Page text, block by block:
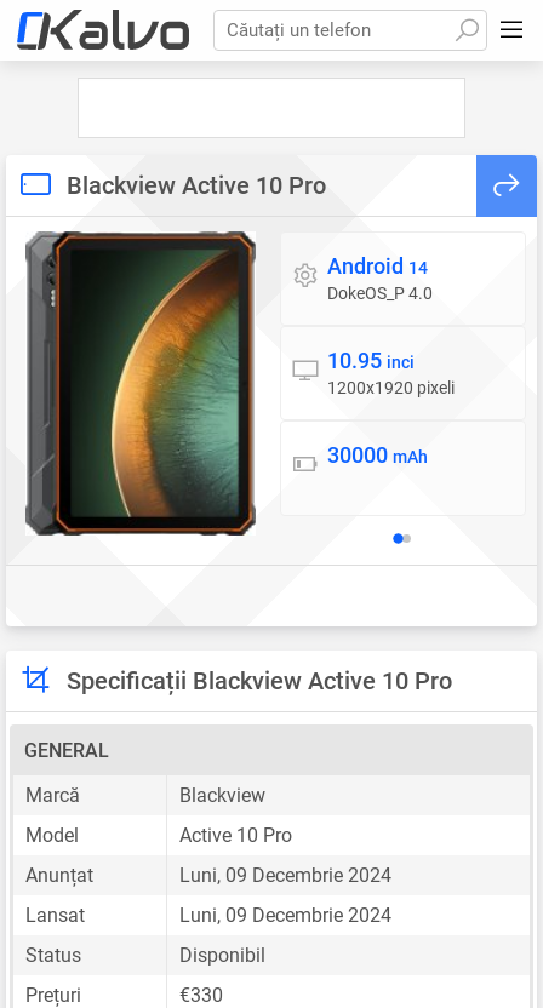
Căutați un telefon
Blackview Active 10 Pro
Sistem de operare
Android 14
DokeOS_P 4.0
Display
10.95 inci
1200x1920 pixeli
Baterie
30000 mAh
Specificații Blackview Active 10 Pro
GENERAL
Marcă
Blackview
Model
Active 10 Pro
Anunțat
Luni, 09 Decembrie 2024
Lansat
Luni, 09 Decembrie 2024
Status
Disponibil
Prețuri
€330